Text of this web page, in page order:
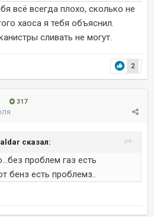
всё всегда плохо, сколько не
хаоса я тебя объяснил.
сливать не могут.
2
317
aldar сказал:
проблем газ есть
бенз есть проблемз..